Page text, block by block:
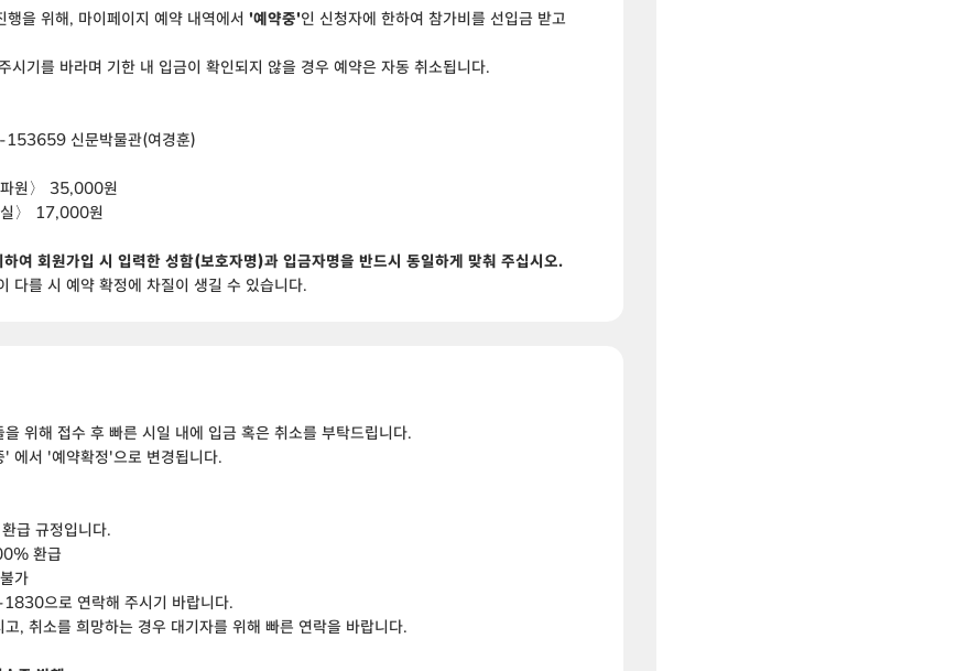
행을 위해, 마이페이지 예약 내역에서 '예약중'인 신청자에 한하여 참가비를 선입금 받고
시기를 바라며 기한 내 입금이 확인되지 않을 경우 예약은 자동 취소됩니다.
신문박물관(여경훈)
원〉 35,000원
〉 17,000원
여 회원가입 시 입력한 성함(보호자명)과 입금자명을 반드시 동일하게 맞춰 주십시오.
다를 시 예약 확정에 차질이 생길 수 있습니다.
위해 접수 후 빠른 시일 내에 입금 혹은 취소를 부탁드립니다.
에서 '예약확정'으로 변경됩니다.
급 규정입니다.
환급
가
으로 연락해 주시기 바랍니다.
, 취소를 희망하는 경우 대기자를 위해 빠른 연락을 바랍니다.